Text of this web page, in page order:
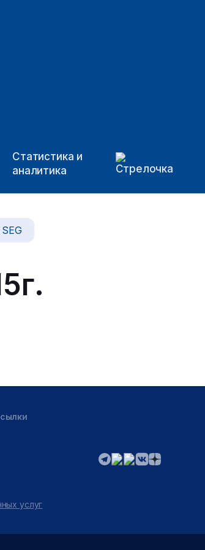
Статистика и
аналитика
SEG
услуг